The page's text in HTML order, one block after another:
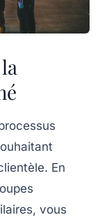
. En
vous